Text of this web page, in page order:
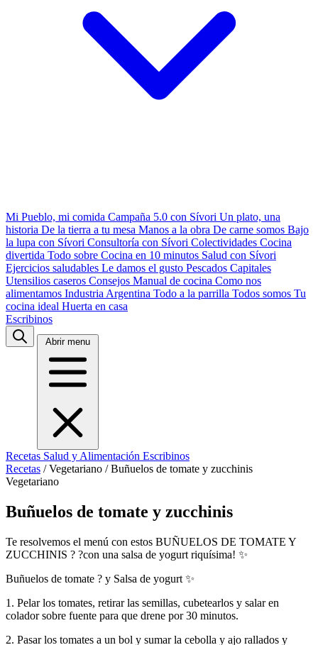
Mi Pueblo, mi comida Campaña 5.0 con Sívori Un plato, una
historia De la tierra a tu mesa Manos a la obra De carne somos Bajo
la lupa con Sívori Consultoría con Sívori Colectividades Cocina
divertida Todo sobre Cocina en 10 minutos Salud con Sívori
Ejercicios saludables Le damos el gusto Pescados Capitales
Utensilios caseros Consejos Manual de cocina Como nos
alimentamos Industria Argentina Todo a la parrilla Todos somos Tu
cocina ideal Huerta en casa
Escribinos
Abrir menu
Recetas Salud y Alimentación Escribinos
Recetas / Vegetariano / Buñuelos de tomate y zucchinis
Vegetariano
Buñuelos de tomate y zucchinis
Te resolvemos el menú con estos BUÑUELOS DE TOMATE Y
ZUCCHINIS ? ?con una salsa de yogurt riquísima! ✨
Buñuelos de tomate ? y Salsa de yogurt ✨
1. Pelar los tomates, retirar las semillas, cubetearlos y salar en
colador sobre fuente para que drene por 30 minutos.
2. Pasar los tomates a un bol y sumar la cebolla y ajo rallados y